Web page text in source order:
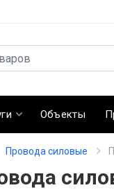
Объекты
Провода силовые